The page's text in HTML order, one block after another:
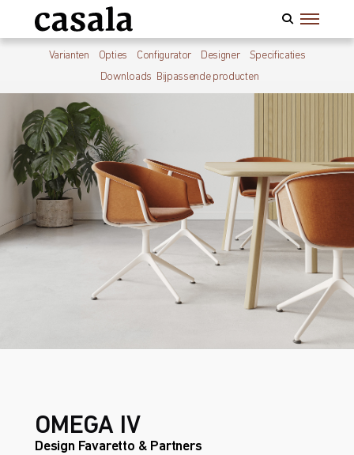
Varianten Opties Configurator Designer
Specificaties
Downloads Bijpassende producten
OMEGA IV
Design Favaretto & Partners